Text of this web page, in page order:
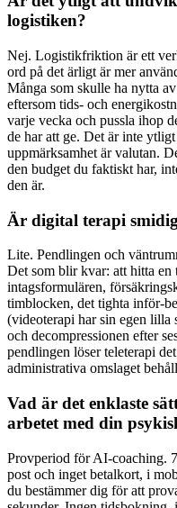
logistiken?
Nej. Logistikfriktion är ett
ord på det ärligt är mer
Många som skulle ha nytta
eftersom tids- och
varje vecka och pussla ihop
de har att ge. Det är inte
uppmärksamhet är valutan.
den budget du faktiskt har,
den är.
Är digital terapi
Lite. Pendlingen och
Det som blir kvar: att hitta en
intagsformulären,
timblocken, det tighta inför-
(videoterapi har sin egen lilla
och decompressionen efter
pendlingen löser teleterapi
administrativa omslaget
Vad är det enklaste
arbetet med din
Provperiod för AI-coaching.
post och inget betalkort, i
du bestämmer dig för att